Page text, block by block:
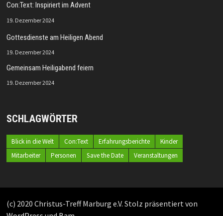
Con:Text: Inspiriert im Advent
19. Dezember 2024
Gottesdienste am Heiligen Abend
19. Dezember 2024
Gemeinsam Heiligabend feiern
19. Dezember 2024
SCHLAGWÖRTER
Blick in die Welt Con:Text Erfahrungsberichte
Kinder
Mitarbeiter
Personen Save the Date Veranstaltungen
(c) 2020 Christus-Treff Marburg e.V. Stolz präsentiert von